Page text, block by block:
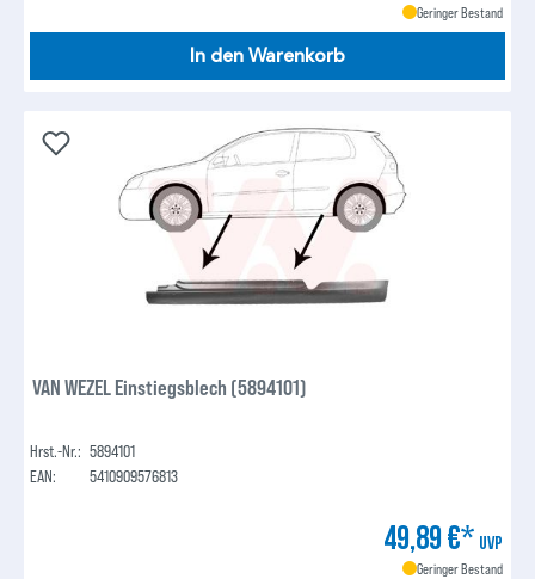
Geringer Bestand
In den Warenkorb
VAN WEZEL Einstiegsblech (5894101)
Hrst.-Nr.: 5894101
EAN:
5410909576813
49,89 €* UVP
Geringer Bestand